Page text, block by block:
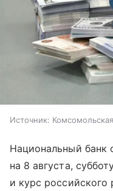
Источник:
Национальный банк
на 8 августа,
и курс российского